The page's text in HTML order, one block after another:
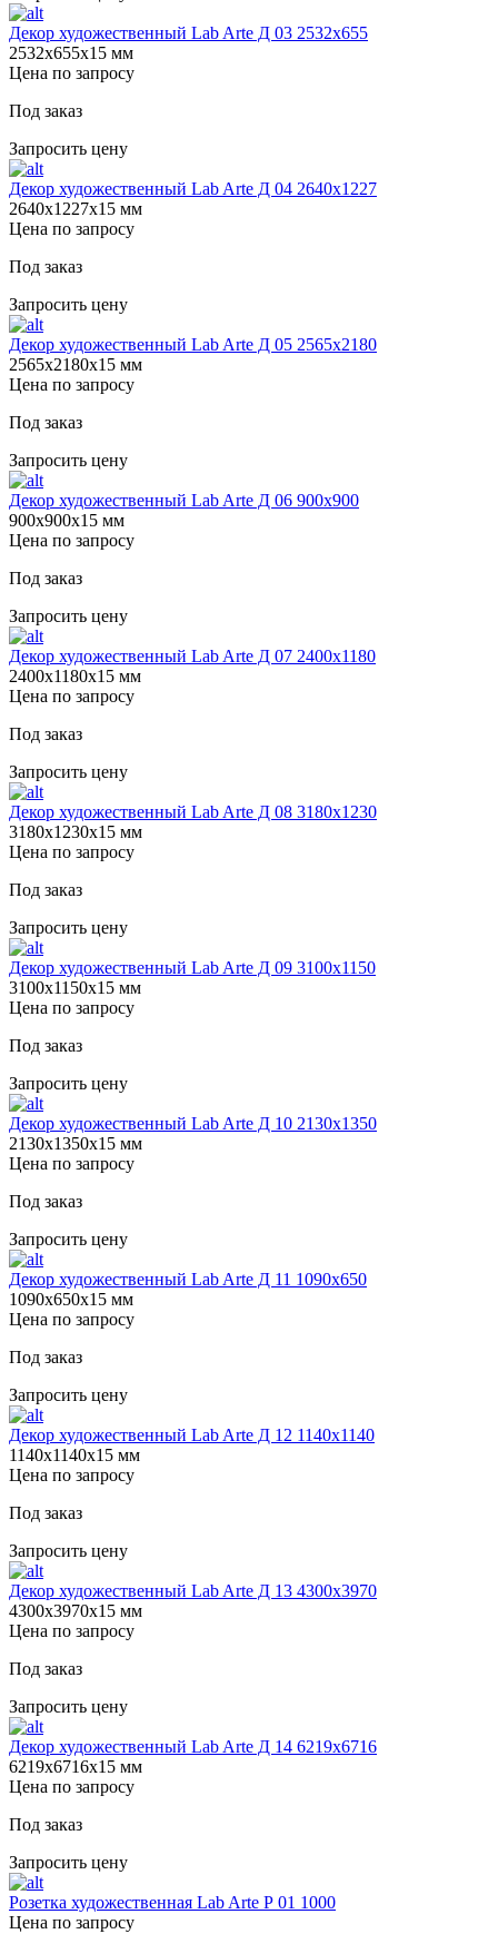
Декор художественный Lab Arte Д 03 2532x655
2532х655х15 мм
Цена по запросу
Под заказ
Запросить цену
Декор художественный Lab Arte Д 04 2640х1227
2640х1227х15 мм
Цена по запросу
Под заказ
Запросить цену
Декор художественный Lab Arte Д 05 2565х2180
2565х2180х15 мм
Цена по запросу
Под заказ
Запросить цену
Декор художественный Lab Arte Д 06 900х900
900х900х15 мм
Цена по запросу
Под заказ
Запросить цену
Декор художественный Lab Arte Д 07 2400х1180
2400х1180х15 мм
Цена по запросу
Под заказ
Запросить цену
Декор художественный Lab Arte Д 08 3180х1230
3180х1230х15 мм
Цена по запросу
Под заказ
Запросить цену
Декор художественный Lab Arte Д 09 3100х1150
3100х1150х15 мм
Цена по запросу
Под заказ
Запросить цену
Декор художественный Lab Arte Д 10 2130х1350
2130х1350х15 мм
Цена по запросу
Под заказ
Запросить цену
Декор художественный Lab Arte Д 11 1090х650
1090х650х15 мм
Цена по запросу
Под заказ
Запросить цену
Декор художественный Lab Arte Д 12 1140х1140
1140х1140х15 мм
Цена по запросу
Под заказ
Запросить цену
Декор художественный Lab Arte Д 13 4300х3970
4300х3970х15 мм
Цена по запросу
Под заказ
Запросить цену
Декор художественный Lab Arte Д 14 6219х6716
6219х6716х15 мм
Цена по запросу
Под заказ
Запросить цену
Розетка художественная Lab Arte Р 01 1000
Цена по запросу